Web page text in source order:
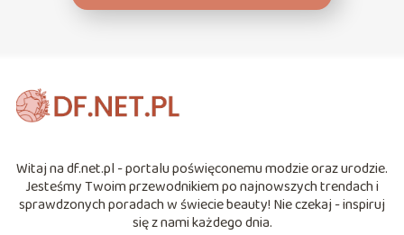
Witaj na df.net.pl - portalu poświęconemu modzie oraz urodzie.
Jesteśmy Twoim przewodnikiem po najnowszych trendach i
sprawdzonych poradach w świecie beauty! Nie czekaj - inspiruj
się z nami każdego dnia.